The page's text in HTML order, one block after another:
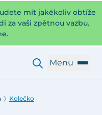
mít jakékoliv obtíže
za vaši zpětnou vazbu.
Menu
Kolečko